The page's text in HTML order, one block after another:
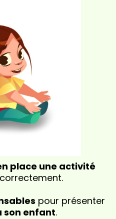
place une activité
correctement.
pour présenter
son enfant.